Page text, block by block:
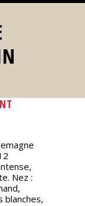
Nez :
blanches,